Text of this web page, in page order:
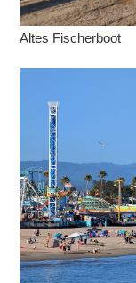
Altes Fischerboot